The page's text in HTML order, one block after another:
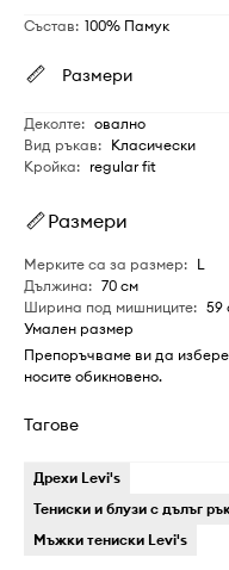
Състав: 100% Памук
Размери
Деколте: овално
Вид ръкав: Класически
Кройка: regular fit
Размери
Мерките са за размер: L
Дължина: 70 см
Ширина под мишниците: 59
Умален размер
Препоръчваме ви да
носите обикновено.
Тагове
Дрехи Levi's
Тениски и блузи с дълъг
Мъжки тениски Levi's